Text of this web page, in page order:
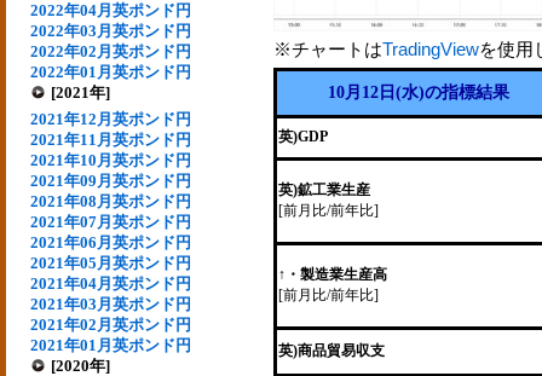
2022年04月英ポンド円
2022年03月英ポンド円
2022年02月英ポンド円
2022年01月英ポンド円
[2021年]
2021年12月英ポンド円
2021年11月英ポンド円
2021年10月英ポンド円
2021年09月英ポンド円
2021年08月英ポンド円
2021年07月英ポンド円
2021年06月英ポンド円
2021年05月英ポンド円
2021年04月英ポンド円
2021年03月英ポンド円
2021年02月英ポンド円
2021年01月英ポンド円
[2020年]
※チャートはTradingViewを使用
10月12日(水)の指標結果
英)GDP
英)鉱工業生産
[前月比/前年比]
↑・製造業生産高
[前月比/前年比]
英)商品貿易収支